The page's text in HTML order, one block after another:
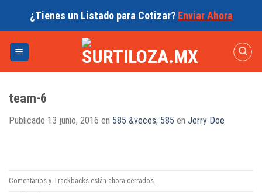
¿Tienes un Listado para Cotizar? Enviar Ahora
team-6
Publicado 13 junio, 2016 en 585 &veces; 585 en Jerry Doe
Comentarios y Trackbacks están ahora cerrados.